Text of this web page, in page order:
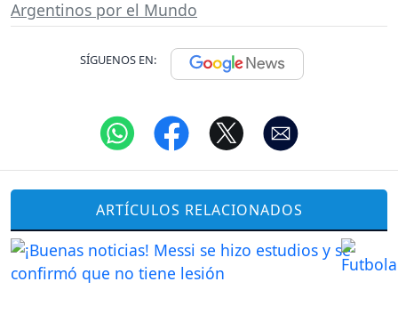
Argentinos por el Mundo
SÍGUENOS EN:
ARTÍCULOS RELACIONADOS